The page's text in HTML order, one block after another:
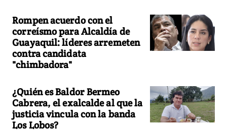
Rompen acuerdo con el
correísmo para Alcaldía de
Guayaquil: líderes arremeten
contra candidata
"chimbadora"
¿Quién es Baldor Bermeo
Cabrera, el exalcalde al que la
justicia vincula con la banda
Los Lobos?